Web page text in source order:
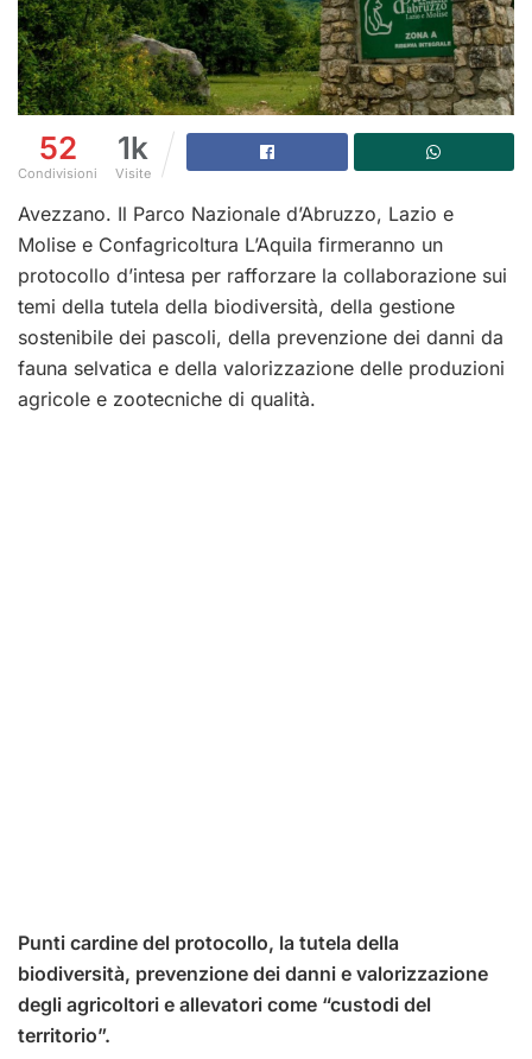
52
Condivisioni
1k
Visite
Avezzano. Il Parco Nazionale d’Abruzzo, Lazio e
Molise e Confagricoltura L’Aquila firmeranno un
protocollo d’intesa per rafforzare la collaborazione sui
temi della tutela della biodiversità, della gestione
sostenibile dei pascoli, della prevenzione dei danni da
fauna selvatica e della valorizzazione delle produzioni
agricole e zootecniche di qualità.
Punti cardine del protocollo, la tutela della
biodiversità, prevenzione dei danni e valorizzazione
degli agricoltori e allevatori come “custodi del
territorio”.